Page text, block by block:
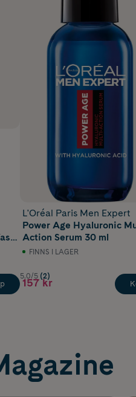
L'Oréal Paris Men Expert
Power Age Hyaluronic
Action Serum 30 ml
FINNS I LAGER
5.0/5 (2)
157 kr